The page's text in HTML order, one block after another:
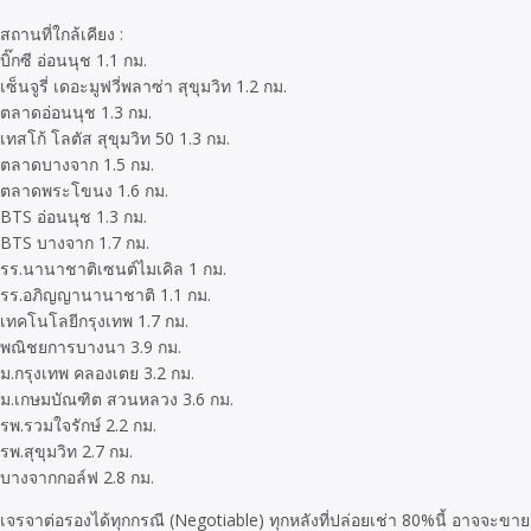
สถานที่ใกล้เคียง :
บิ๊กซี อ่อนนุช 1.1 กม.
เซ็นจูรี่ เดอะมูฟวี่พลาซ่า สุขุมวิท 1.2 กม.
ตลาดอ่อนนุช 1.3 กม.
เทสโก้ โลตัส สุขุมวิท 50 1.3 กม.
ตลาดบางจาก 1.5 กม.
ตลาดพระโขนง 1.6 กม.
BTS อ่อนนุช 1.3 กม.
BTS บางจาก 1.7 กม.
รร.นานาชาติเซนต์ไมเคิล 1 กม.
รร.อภิญญานานาชาติ 1.1 กม.
เทคโนโลยีกรุงเทพ 1.7 กม.
พณิชยการบางนา 3.9 กม.
ม.กรุงเทพ คลองเตย 3.2 กม.
ม.เกษมบัณฑิต สวนหลวง 3.6 กม.
รพ.รวมใจรักษ์ 2.2 กม.
รพ.สุขุมวิท 2.7 กม.
บางจากกอล์ฟ 2.8 กม.
เจรจาต่อรองได้ทุกกรณี (Negotiable) ทุกหลังที่ปล่อยเช่า 80%นี้ อาจจะขา